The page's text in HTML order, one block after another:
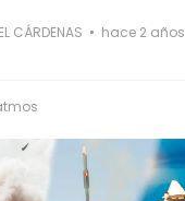
CÁRDENAS
hace 2 años